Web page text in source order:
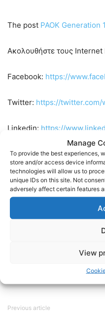
Manage
To provide the best experiences,
store and/or access device
technologies will allow us to
unique IDs on this site. Not
adversely affect certain features
View
The post PAOK Generation
Ακολουθήστε τους Internet
Facebook: https://
Twitter: https://twitter.com/
Linkedin: https://
Instagram:https://
#paok #paokfans #παοκ
Previous article